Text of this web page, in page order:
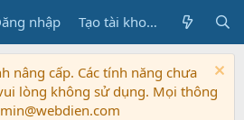
nhập Tạo tài khoản
nâng cấp. Các tính năng chưa
lòng không sử dụng. Mọi thông